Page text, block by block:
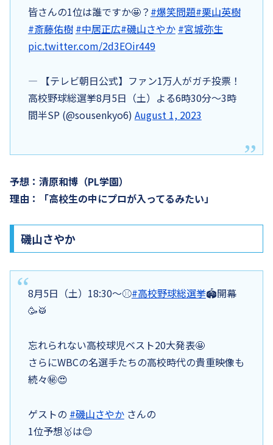
皆さんの1位は誰ですか🤩？ #爆笑問題#栗山英樹
#斎藤佑樹 #中居正広#磯山さやか #宮城弥生
pic.twitter.com/2d3EOir449
— 【テレビ朝日公式】ファン1万人がガチ投票！
高校野球総選挙8月5日（土）よる6時30分〜3時
間半SP (@sousenkyo6) August 1, 2023
予想：清原和博（PL学園）
理由：「高校生の中にプロが入ってるみたい」
磯山さやか
8月5日（土）18:30〜⚾️#高校野球総選挙🏟️開幕
🥳🥁
忘れられない高校球児ベスト20大発表🤩
さらにWBCの名選手たちの高校時代の貴重映像も
続々㊙️😍
ゲストの #磯山さやかさんの
1位予想🥇は😊